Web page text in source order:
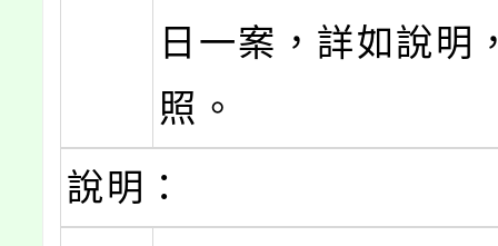
日一案，詳如說明
照。
說明：